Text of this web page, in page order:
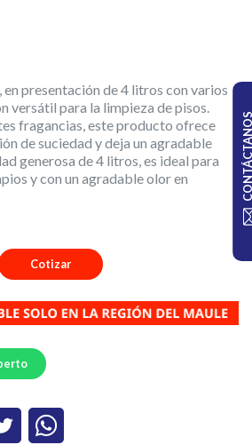
presentación de 4 litros con varios
versátil para la limpieza de pisos.
fragancias, este producto ofrece
de suciedad y deja un agradable
generosa de 4 litros, es ideal para
y con un agradable olor en
Cotizar